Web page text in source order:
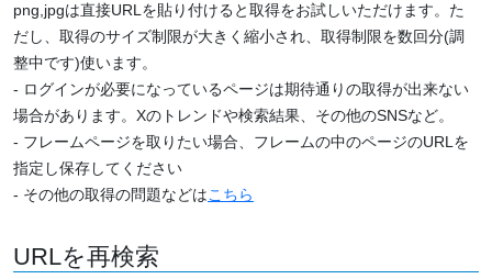
png,jpgは直接URLを貼り付けると取得をお試しいただけます。た
だし、取得のサイズ制限が大きく縮小され、取得制限を数回分(調
整中です)使います。
- ログインが必要になっているページは期待通りの取得が出来ない
場合があります。Xのトレンドや検索結果、その他のSNSなど。
- フレームページを取りたい場合、フレームの中のページのURLを
指定し保存してください
- その他の取得の問題などはこちら
URLを再検索